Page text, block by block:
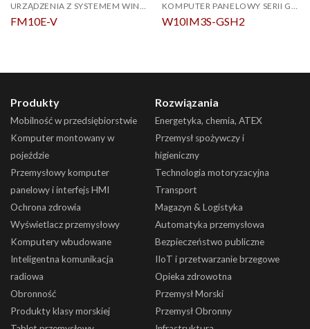
URZĄDZENIA Z SYSTEMEM WINDOWS
FM10E-V
KOMPUTER PANELOWY SERII G-WIN GS
W10IM3S-GSH2
Produkty
Mobilność w przedsiębiorstwie
Komputer montowany w
pojeździe
Przemysłowy komputer
panelowy i interfejs HMI
Ochrona zdrowia
Wyświetlacz przemysłowy
Komputery wbudowane
Inteligentna komunikacja
radiowa
Obronność
Produkty klasy morskiej
Rozwiązania
Energetyka, chemia, ATEX
Przemysł spożywczy i
higieniczny
Technologia motoryzacyjna
Transport
Magazyn & Logistyka
Automatyka przemysłowa
Bezpieczeństwo publiczne
IIoT i przetwarzanie brzegowe
Opieka zdrowotna
Przemysł Morski
Przemysł Obronny